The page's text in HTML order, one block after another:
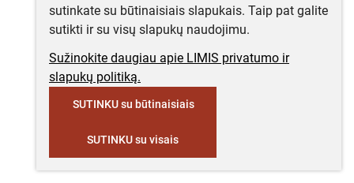
sutinkate su būtinaisiais slapukais. Taip pat galite
sutikti ir su visų slapukų naudojimu.
Sužinokite daugiau apie LIMIS privatumo ir
slapukų politiką.
SUTINKU su būtinaisiais
SUTINKU su visais